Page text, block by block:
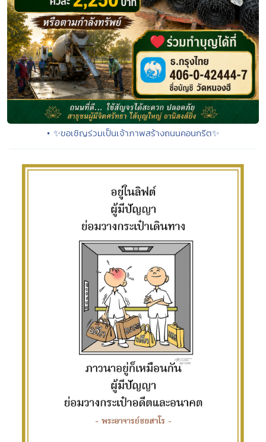
• ✨ขอเชิญร่วมเป็นเจ้าภาพสร้างถนนคอนกรีต✨